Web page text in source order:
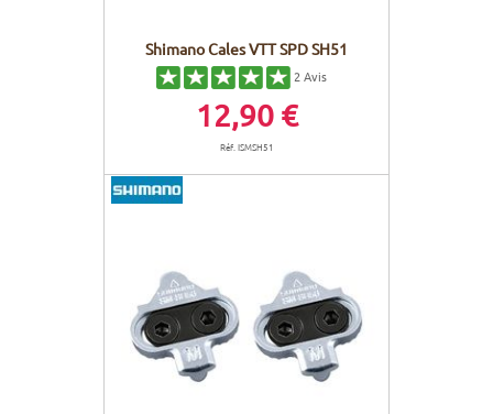
Shimano Cales VTT SPD SH51
2 Avis
12,90 €
Réf. ISMSH51